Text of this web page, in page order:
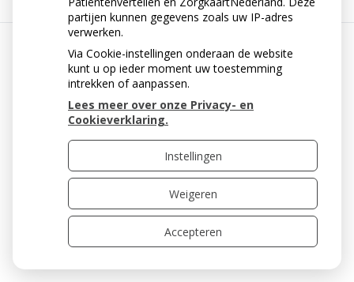
Uw Zorg Online|Beheer
partijen kunnen gegevens zoals uw IP-adres
verwerken.
Via Cookie-instellingen onderaan de website
kunt u op ieder moment uw toestemming
intrekken of aanpassen.
Lees meer over onze Privacy- en
Cookieverklaring.
Instellingen
Weigeren
Accepteren